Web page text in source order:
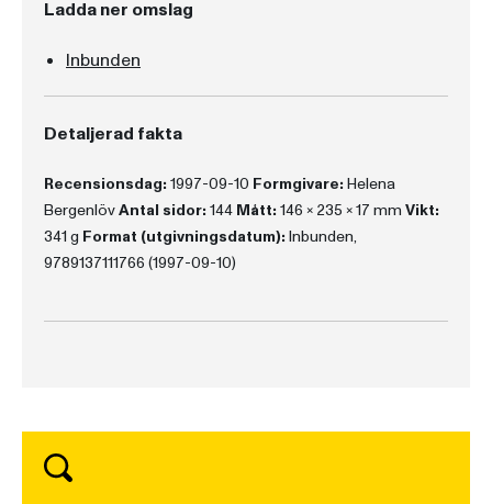
Ladda ner omslag
Inbunden
Detaljerad fakta
Recensionsdag: 1997-09-10 Formgivare: Helena
BergenlövAntal sidor: 144 Mått: 146 x 235 x 17 mm Vikt:
341 g Format (utgivningsdatum): Inbunden,
9789137111766 (1997-09-10)